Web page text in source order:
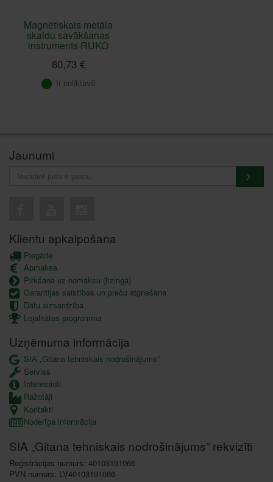
Magnētiskais metāla
skaidu savākšanas
instruments RUKO
80,73 €
Ir noliktavā
Jaunumi
Klientu apkalpošana
Piegāde
Apmaksa
Pirkšana uz nomaksu (līzingā)
Garantijas saistības un preču atgriešana
Datu aizsardzība
Lojalitātes programma
Uzņēmuma informācija
SIA „Gitana tehniskais nodrošinājums”
Serviss
Interesanti
Ražotāji
Kontakti
Noderīga informācija
SIA „Gitana tehniskais nodrošinājums” rekvizīti
Reģistrācijas numurs: 40103191066
PVN numurs: LV40103191066